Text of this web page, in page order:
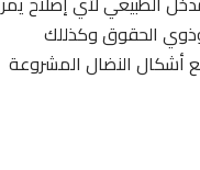
وذوي الحقوق وكذللك
أشكال النضال المشروعة